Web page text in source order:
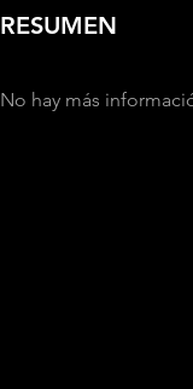
RESUMEN
No hay más